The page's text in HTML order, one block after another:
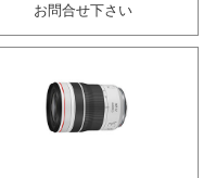
お問合せ下さい